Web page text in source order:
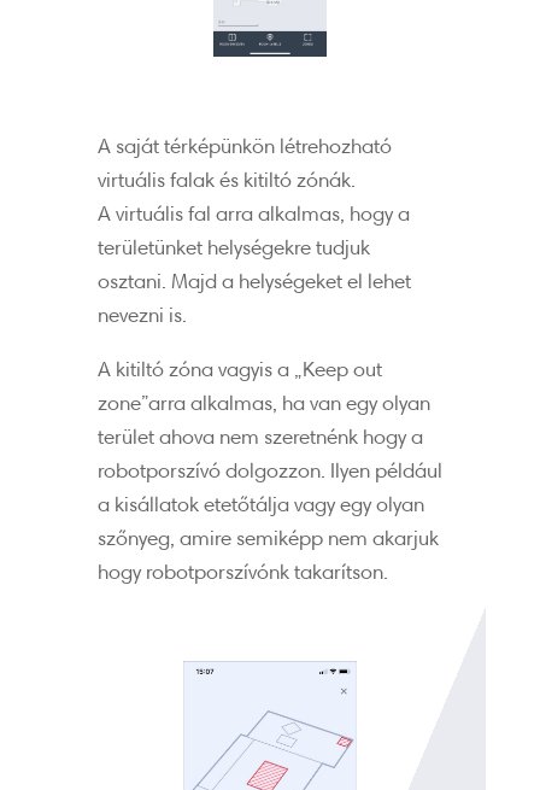
A saját térképünkön létrehozható
virtuális falak és kitiltó zónák.
A virtuális fal arra alkalmas, hogy a
területünket helységekre tudjuk
osztani. Majd a helységeket el lehet
nevezni is.
A kitiltó zóna vagyis a „Keep out
zone”arra alkalmas, ha van egy olyan
terület ahova nem szeretnénk hogy a
robotporszívó dolgozzon. Ilyen például
a kisállatok etetőtálja vagy egy olyan
szőnyeg, amire semiképp nem akarjuk
hogy robotporszívónk takarítson.